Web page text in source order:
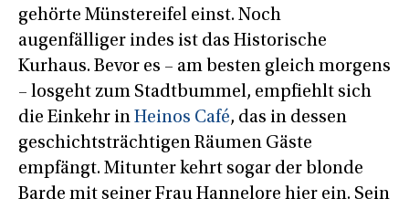
gehörte Münstereifel einst. Noch
augenfälliger indes ist das Historische
Kurhaus. Bevor es – am besten gleich morgens
– losgeht zum Stadtbummel, empfiehlt sich
die Einkehr in Heinos Café, das in dessen
geschichtsträchtigen Räumen Gäste
empfängt. Mitunter kehrt sogar der blonde
Barde mit seiner Frau Hannelore hier ein. Sein